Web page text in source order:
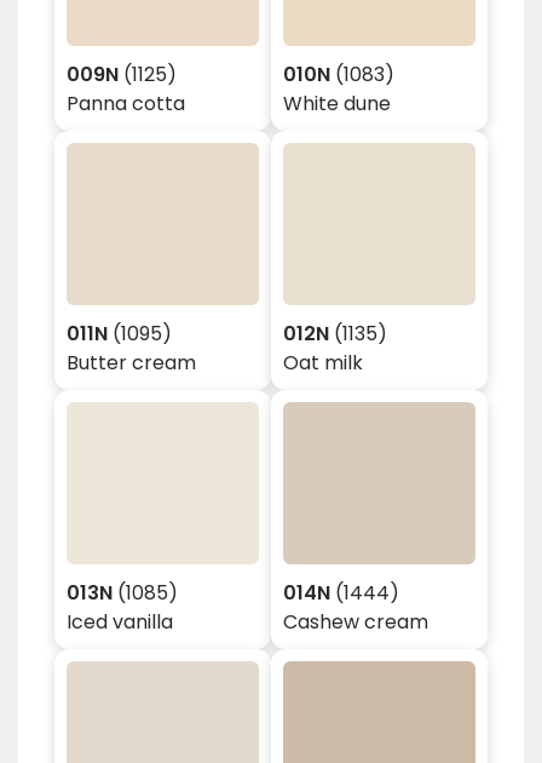
009N (1125)
Panna cotta
010N (1083)
White dune
011N (1095)
Butter cream
012N (1135)
Oat milk
013N (1085)
Iced vanilla
014N (1444)
Cashew cream